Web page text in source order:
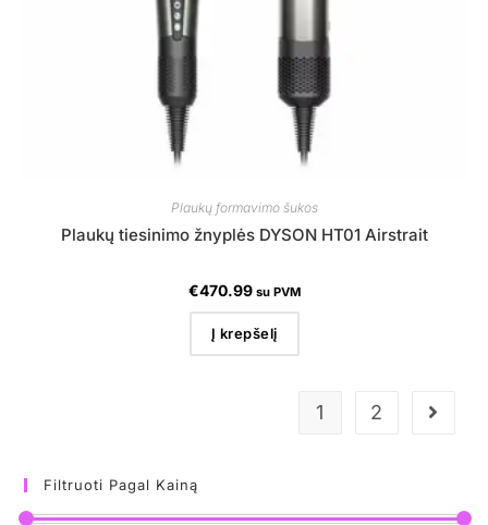
Plaukų formavimo šukos
Plaukų tiesinimo žnyplės DYSON HT01 Airstrait
€470.99 su PVM
Į krepšelį
1 2
Filtruoti Pagal Kainą